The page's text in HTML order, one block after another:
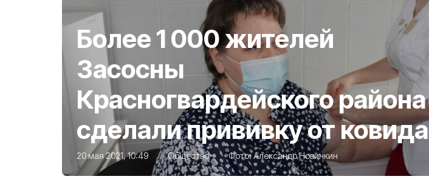
Более 1 000 жителей
Засосны
Красногвардейского района
сделали прививку от ковида
20 мая 2021, 10:49 Общество Фото:Александр Новинкин